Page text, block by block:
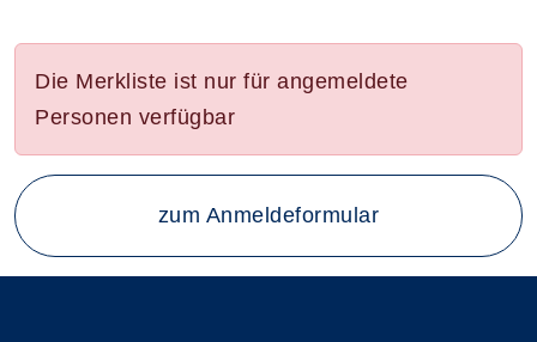
Die Merkliste ist nur für angemeldete
Personen verfügbar
zum Anmeldeformular